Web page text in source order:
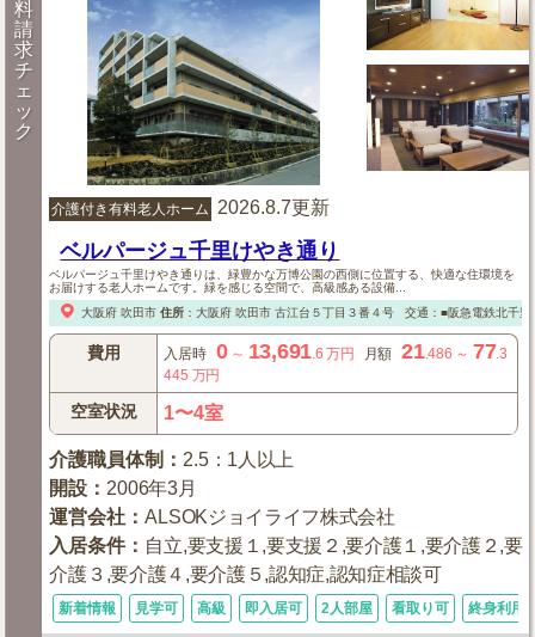
料
請
求
チ
ェ
ッ
ク
介護付き有料老人ホーム 2026.8.7更新
ベルパージュ千里けやき通り
ベルパージュ千里けやき通りは、緑豊かな万博公園の西側に位置する、快適な住環境を
お届けする老人ホームです。緑を感じる空間で、高級感ある設備...
大阪府 吹田市 住所： 大阪府 吹田市古江台５丁目３番４号 交通：■阪急電鉄北千
費用 入居時 0～ 13,691.6 万円 月額 21.486 ～ 77.3
445 万円
空室状況 1〜4室
介護職員体制 ： 2.5：1人以上
開設 ： 2006年3月
運営会社 ：ALSOKジョイライフ株式会社
入居条件： 自立,要支援１,要支援２,要介護１,要介護２,要
介護３,要介護４,要介護５,認知症,認知症相談可
新着情報 見学可 高級 即入居可 2人部屋 看取り可 終身利用